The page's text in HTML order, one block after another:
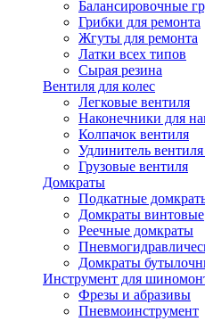
Балансировочные
Грибки для ремонта
Жгуты для ремонта
Латки всех типов
Сырая резина
Вентиля для колес
Легковые вентиля
Наконечники для
Колпачок вентиля
Удлинитель вентиля
Грузовые вентиля
Домкраты
Подкатные
Домкраты винтовые
Реечные домкраты
Домкраты
Инструмент для
Фрезы и абразивы
Пневмоинструмент